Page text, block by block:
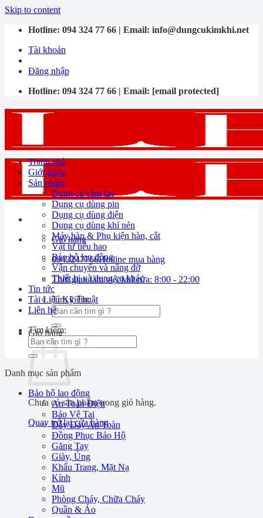
Skip to content
Hotline: 094 324 77 66 | Email: info@dungcukimkhi.net
Tài khoản
Đăng nhập
Hotline: 094 324 77 66 | Email: [email protected]
Giỏ hàng
0943247766Hotline mua hàng
Thời gian làm việcMở cửa: 8:00 - 22:00
Tìm kiếm:
Giỏ hàng
Chưa có sản phẩm trong giỏ hàng.
Quay trở lại cửa hàng
Trang chủ
Giới thiệu
Sản phẩm
Dụng cụ cầm tay
Dụng cụ dùng pin
Dụng cụ dùng điện
Dụng cụ dùng khí nén
Máy hàn & Phụ kiện hàn, cắt
Vật tư tiêu hao
Bảo hộ lao động
Vận chuyển và nâng đỡ
Thiết bị và dụng cụ khác
Tin tức
Tài Liệu Kỹ Thuật
Liên hệ
Tìm kiếm:
Danh mục sản phẩm
Bảo hộ lao động
An Toàn Điện
Bảo Vệ Tai
Dây Đay An Toàn
Đồng Phục Bảo Hộ
Găng Tay
Giày, Ủng
Khẩu Trang, Mặt Nạ
Kính
Mũ
Phòng Cháy, Chữa Cháy
Quần & Áo